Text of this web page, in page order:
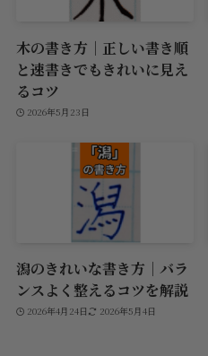
木の書き方｜正しい書き順
と速書きでもきれいに見え
るコツ
2026年5月23日
潟のきれいな書き方｜バラ
ンスよく整えるコツを解説
2026年4月24日 2026年5月4日